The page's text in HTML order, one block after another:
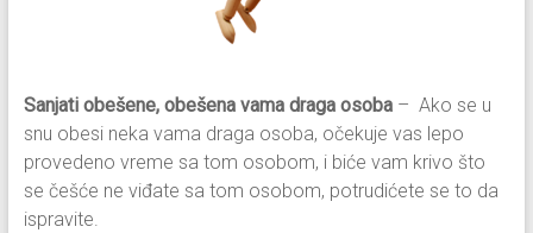
Sanjati obešene, obešena vama draga osoba– Ako se u
snu obesi neka vama draga osoba, očekuje vas lepo
provedeno vreme sa tom osobom, i biće vam krivo što
se češće ne viđate sa tom osobom, potrudićete se to da
ispravite.